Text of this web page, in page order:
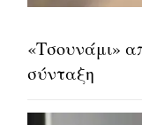
«Τσουνάμι»
σύνταξη